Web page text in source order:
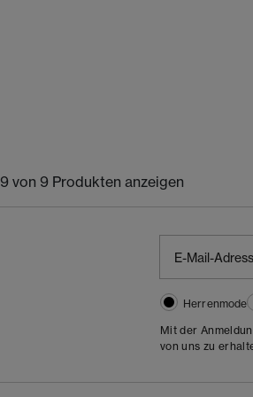
9 von 9 Produkten anzeigen
Herrenmode
Mit der
von uns zu